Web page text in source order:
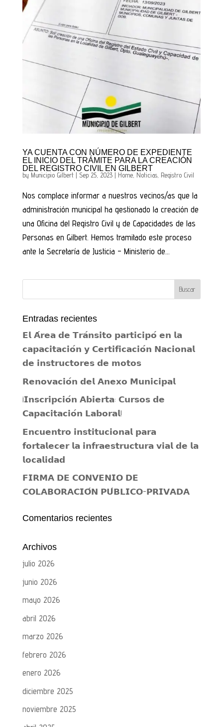
YA CUENTA CON NÚMERO DE EXPEDIENTE
EL INICIO DEL TRÁMITE PARA LA CREACIÓN
DEL REGISTRO CIVIL EN GILBERT
by Municipio Gilbert| Sep 25, 2023| Home, Noticias, Registro Civil
Nos complace informar a nuestros vecinos/as que la
administración municipal ha gestionado la creación de
una Oficina del Registro Civil y de Capacidades de las
Personas en Gilbert. Hemos tramitado este proceso
ante la Secretaría de Justicia – Ministerio de...
Entradas recientes
𝗘𝗹 𝗔́𝗿𝗲𝗮 𝗱𝗲 𝗧𝗿𝗮́𝗻𝘀𝗶𝘁𝗼 𝗽𝗮𝗿𝘁𝗶𝗰𝗶𝗽𝗼́ 𝗲𝗻 𝗹𝗮
𝗰𝗮𝗽𝗮𝗰𝗶𝘁𝗮𝗰𝗶𝗼́𝗻 𝘆 𝗖𝗲𝗿𝘁𝗶𝗳𝗶𝗰𝗮𝗰𝗶𝗼́𝗻 𝗡𝗮𝗰𝗶𝗼𝗻𝗮𝗹
𝗱𝗲 𝗶𝗻𝘀𝘁𝗿𝘂𝗰𝘁𝗼𝗿𝗲𝘀 𝗱𝗲 𝗺𝗼𝘁𝗼𝘀
𝗥𝗲𝗻𝗼𝘃𝗮𝗰𝗶𝗼́𝗻 𝗱𝗲𝗹 𝗔𝗻𝗲𝘅𝗼 𝗠𝘂𝗻𝗶𝗰𝗶𝗽𝗮𝗹
¡𝗜𝗻𝘀𝗰𝗿𝗶𝗽𝗰𝗶𝗼́𝗻 𝗔𝗯𝗶𝗲𝗿𝘁𝗮: 𝗖𝘂𝗿𝘀𝗼𝘀 𝗱𝗲
𝗖𝗮𝗽𝗮𝗰𝗶𝘁𝗮𝗰𝗶𝗼́𝗻 𝗟𝗮𝗯𝗼𝗿𝗮𝗹!
𝗘𝗻𝗰𝘂𝗲𝗻𝘁𝗿𝗼 𝗶𝗻𝘀𝘁𝗶𝘁𝘂𝗰𝗶𝗼𝗻𝗮𝗹 𝗽𝗮𝗿𝗮
𝗳𝗼𝗿𝘁𝗮𝗹𝗲𝗰𝗲𝗿 𝗹𝗮 𝗶𝗻𝗳𝗿𝗮𝗲𝘀𝘁𝗿𝘂𝗰𝘁𝘂𝗿𝗮 𝘃𝗶𝗮𝗹 𝗱𝗲 𝗹𝗮
𝗹𝗼𝗰𝗮𝗹𝗶𝗱𝗮𝗱
𝗙𝗜𝗥𝗠𝗔 𝗗𝗘 𝗖𝗢𝗡𝗩𝗘𝗡𝗜𝗢 𝗗𝗘
𝗖𝗢𝗟𝗔𝗕𝗢𝗥𝗔𝗖𝗜𝗢́𝗡 𝗣𝗨́𝗕𝗟𝗜𝗖𝗢-𝗣𝗥𝗜𝗩𝗔𝗗𝗔
Comentarios recientes
Archivos
julio 2026
junio 2026
mayo 2026
abril 2026
marzo 2026
febrero 2026
enero 2026
diciembre 2025
noviembre 2025